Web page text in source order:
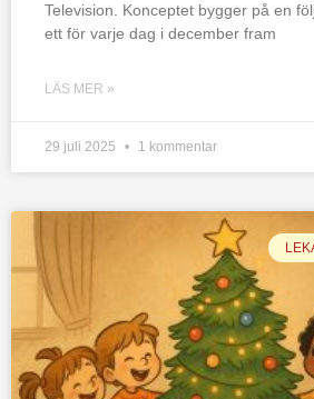
Television. Konceptet bygger på en
ett för varje dag i december fram
LÄS MER »
29 juli 2025 1 kommentar